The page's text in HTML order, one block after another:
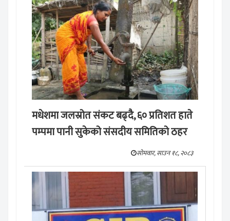
मङ्लबार, साउन १९, २०८३
मधेशमा जलस्रोत संकट बढ्दै, ६० प्रतिशत हाते
पम्पमा पानी सुकेको संसदीय समितिको ठहर
सोमवार, साउन १८, २०८३